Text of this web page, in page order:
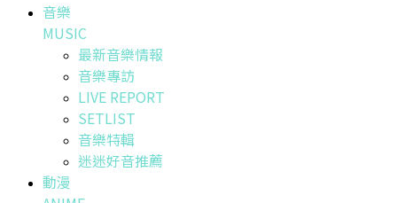
音樂
MUSIC
最新音樂情報
音樂專訪
LIVE REPORT
SETLIST
音樂特輯
迷迷好音推薦
動漫